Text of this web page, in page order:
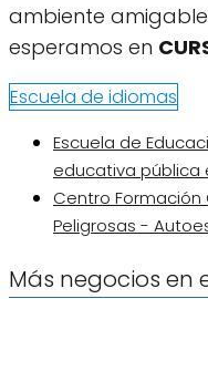
ambiente amigable
esperamos en
Escuela de idiomas
Escuela de
educativa pública
Centro Formación
Peligrosas -
Más negocios en